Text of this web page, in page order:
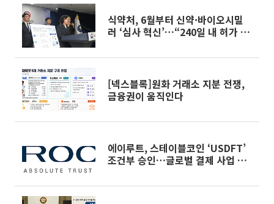
식약처, 6월부터 신약·바이오시밀
러 ‘심사 혁신’…“240일 내 허가 목
[넥스블록]원화 거래소 지분 전쟁,
금융권이 움직인다
에이루트, 스테이블코인 ‘USDFT’
조건부 승인…글로벌 결제 사업 본